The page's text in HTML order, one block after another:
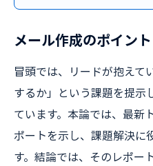
メール作成のポイント
冒頭では、リードが抱えて
するか」という課題を提示
ています。本論では、最新
ポートを示し、課題解決に
す。結論では、そのレポー